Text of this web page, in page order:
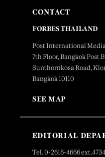
CONTACT
FORBES THAILAND
Post International
7th Floor, Bangkok Post
Sunthornkosa Road,
Bangkok 10110
SEE MAP
EDITORIAL
Tel. 0-2616-4666 ext.4734